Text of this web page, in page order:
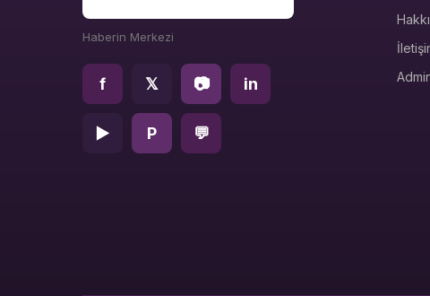
Haberin Merkezi
f 𝕏 📷 in
▶ P 💬